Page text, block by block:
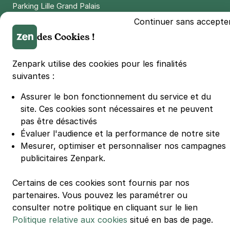
Parking Lille Grand Palais
Parking Casino Barrière Lille
🌍 Passer de 130 à 110 km/h sur autoroute réduit votre
© Zenpark 2012 - 2026 - Tous droits réservés - Fabriqué avec soin à
Rennes et Paris
Continuer sans
des Cookies !
Zenpark utilise des cookies pour les finalités
suivantes :
Assurer le bon fonctionnement du service et du
site. Ces cookies sont nécessaires et ne peuvent
pas être désactivés
Évaluer l'audience et la performance de notre site
Mesurer, optimiser et personnaliser nos campagnes
publicitaires Zenpark.
Certains de ces cookies sont fournis par nos
partenaires. Vous pouvez les paramétrer ou
consulter notre politique en cliquant sur le lien
Politique relative aux cookies situé en bas de page.